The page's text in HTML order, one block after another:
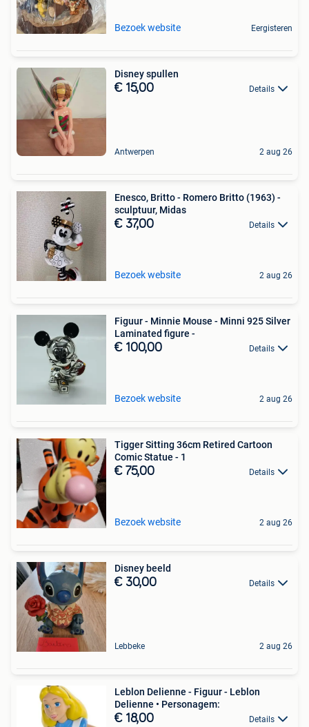
Bezoek website Eergisteren
Disney spullen
€ 15,00 Details
Antwerpen 2 aug 26
Enesco, Britto - Romero Britto (1963) -
sculptuur, Midas
€ 37,00 Details
Bezoek website 2 aug 26
Figuur - Minnie Mouse - Minni 925 Silver
Laminated figure -
€ 100,00 Details
Bezoek website 2 aug 26
Tigger Sitting 36cm Retired Cartoon
Comic Statue - 1
€ 75,00 Details
Bezoek website 2 aug 26
Disney beeld
€ 30,00 Details
Lebbeke 2 aug 26
Leblon Delienne - Figuur - Leblon
Delienne • Personagem:
€ 18,00 Details